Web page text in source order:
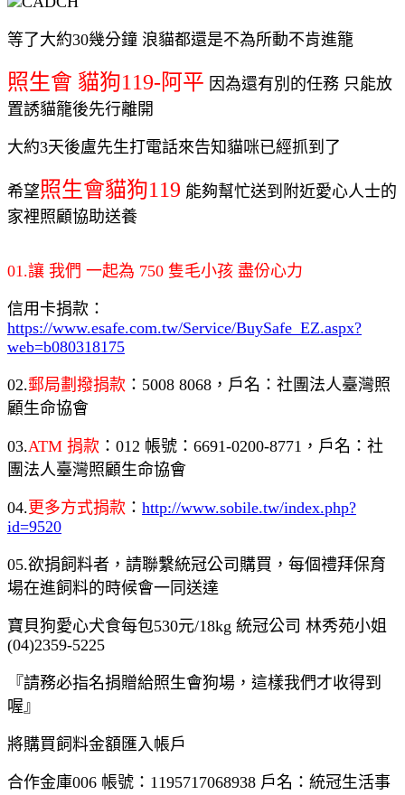
等了大約30幾分鐘 浪貓都還是不為所動不肯進籠
照生會 貓狗119-阿平 因為還有別的任務 只能放
置誘貓籠後先行離開
大約3天後盧先生打電話來告知貓咪已經抓到了
希望照生會貓狗119 能夠幫忙送到附近愛心人士的
家裡照顧協助送養
01.讓 我們 一起為 750 隻毛小孩 盡份心力
信用卡捐款：
https://www.esafe.com.tw/Service/BuySafe_EZ.aspx?
web=b080318175
02.郵局劃撥捐款 ：5008 8068，戶名：社團法人臺灣照
顧生命協會
03.ATM 捐款 ：012 帳號：6691-0200-8771，戶名：社
團法人臺灣照顧生命協會
04.更多方式捐款 ： http://www.sobile.tw/index.php?
id=9520
05.欲捐飼料者，請聯繫統冠公司購買，每個禮拜保育
場在進飼料的時候會一同送達
寶貝狗愛心犬食每包530元/18kg 統冠公司 林秀苑小姐
(04)2359-5225
『請務必指名捐贈給照生會狗場，這樣我們才收得到
喔』
將購買飼料金額匯入帳戶
合作金庫006 帳號：1195717068938 戶名：統冠生活事